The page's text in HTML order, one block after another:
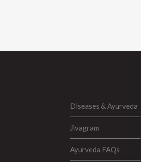
Diseases & Ayurveda
Jivagram
Ayurveda FAQs